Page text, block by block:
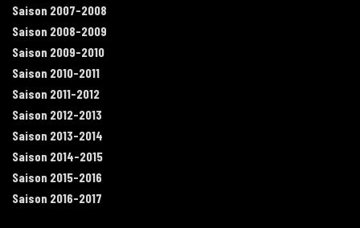
Saison 2007-2008
Saison 2008-2009
Saison 2009-2010
Saison 2010-2011
Saison 2011-2012
Saison 2012-2013
Saison 2013-2014
Saison 2014-2015
Saison 2015-2016
Saison 2016-2017